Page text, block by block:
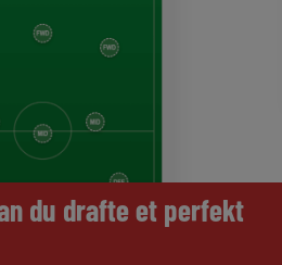
du drafte et perfekt